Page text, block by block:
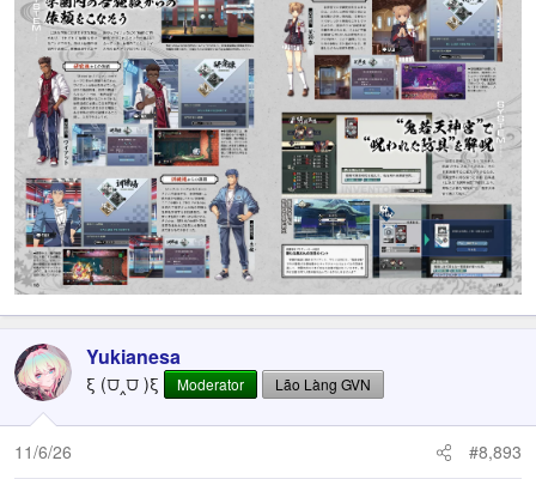
Yukianesa
ξ (⩌‸⩌ )ξ Moderator Lão Làng GVN
11/6/26 #8,893